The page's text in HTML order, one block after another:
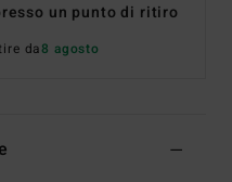
un punto di ritiro
da8 agosto